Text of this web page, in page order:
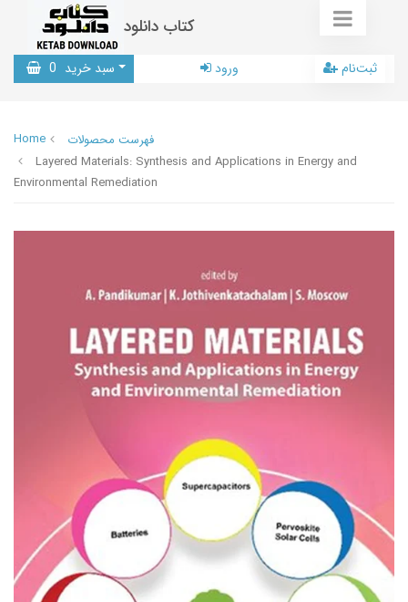
کتاب دانلود
سبد خرید 0 ورود ثبت‌نام
Home
فهرست محصولات
Layered Materials: Synthesis and Applications in Energy and
Environmental Remediation